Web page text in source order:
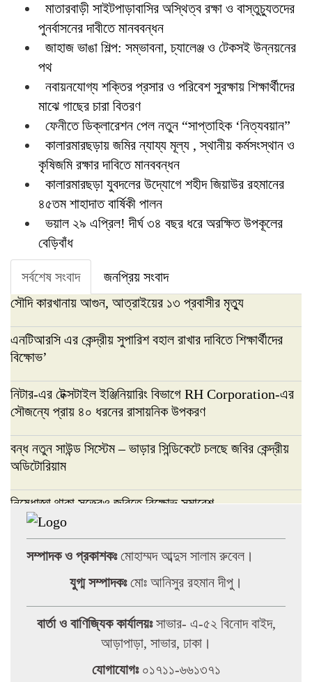
মাতারবাড়ী সাইটপাড়াবাসির অস্থিত্ব রক্ষা ও বাস্তুচ্যুতদের
পুনর্বাসনের দাবীতে মানববন্ধন
জাহাজ ভাঙা শিল্প: সম্ভাবনা, চ্যালেঞ্জ ও টেকসই উন্নয়নের
পথ
নবায়নযোগ্য শক্তির প্রসার ও পরিবেশ সুরক্ষায় শিক্ষার্থীদের
মাঝে গাছের চারা বিতরণ
ফেনীতে ডিক্লারেশন পেল নতুন “সাপ্তাহিক ‘নিত্যবয়ান”
কালারমারছড়ায় জমির ন্যায্য মূল্য , স্থানীয় কর্মসংস্থান ও
কৃষিজমি রক্ষার দাবিতে মানববন্ধন
কালারমারছড়া যুবদলের উদ্যোগে শহীদ জিয়াউর রহমানের
৪৫তম শাহাদাত বার্ষিকী পালন
ভয়াল ২৯ এপ্রিল! দীর্ঘ ৩৪ বছর ধরে অরক্ষিত উপকূলের
বেড়িবাঁধ
সর্বশেষ সংবাদ
জনপ্রিয় সংবাদ
সৌদি কারখানায় আগুন, আত্রাইয়ের ১৩ প্রবাসীর মৃত্যু
এনটিআরসি এর কেন্দ্রীয় সুপারিশ বহাল রাখার দাবিতে শিক্ষার্থীদের
বিক্ষোভ’
নিটার-এর টেক্সটাইল ইঞ্জিনিয়ারিং বিভাগে RH Corporation-এর
সৌজন্যে প্রায় ৪০ ধরনের রাসায়নিক উপকরণ
বন্ধ নতুন সাউন্ড সিস্টেম – ভাড়ার সিন্ডিকেটে চলছে জবির কেন্দ্রীয়
অডিটোরিয়াম
নিষেধাজ্ঞা থাকা সত্ত্বেও জবিতে বিক্ষোভ সমাবেশ
সড়ক যোদ্ধা সম্মাননা-২০২৬ পেলেন জি এম
খসরুজ্জামান মিন্টু
সংঘর্ষের তিনদিন পর আহত শিক্ষার্থীদের
দেখতে-জবি উপাচার্য’
ছাত্রদল নেতা সুমন সর্দার-সাংবাদিককে
মারধর, সাংবাদিক সংগঠন দখলের চেষ্টা
সম্পাদক ও প্রকাশকঃমোহাম্মদ আব্দুস সালাম রুবেল।
যুগ্ম সম্পাদকঃমোঃ আনিসুর রহমান দীপু।
বার্তা ও বাণিজ্যিক কার্যালয়ঃসাভার- এ-৫২ বিনোদ বাইদ,
আড়াপাড়া, সাভার, ঢাকা।
যোগাযোগঃ০১৭১১-৬৬১৩৭১